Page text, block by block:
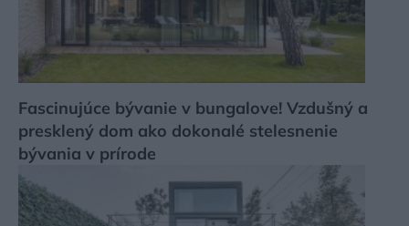
Fascinujúce bývanie v bungalove! Vzdušný a
presklený dom ako dokonalé stelesnenie
bývania v prírode